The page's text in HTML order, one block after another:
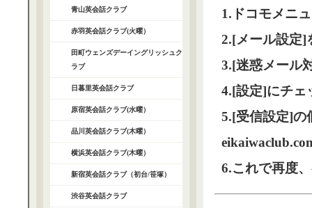
1.ドコモメニ
2.[メール設定]
3.[迷惑メール
4.[設定]にチェ
5.[受信設定]の
6.これで再度
青山英会話クラブ
赤羽英会話クラブ(火曜）
田町ウェンズデーイングリッシュク
ラブ
日暮里英会話クラブ
原宿英会話クラブ(水曜）
品川英会話クラブ(木曜）
横浜英会話クラブ(木曜）
新宿英会話クラブ（初台/笹塚）
渋谷英会話クラブ